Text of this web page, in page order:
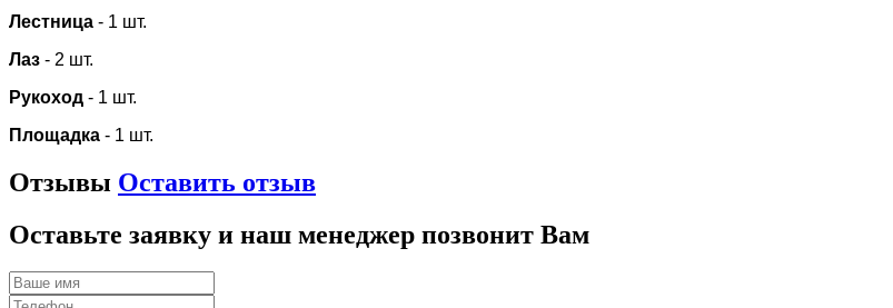
Лестница - 1 шт.
Лаз - 2 шт.
Рукоход - 1 шт.
Площадка - 1 шт.
Отзывы Оставить отзыв
Оставьте заявку и наш менеджер позвонит Вам